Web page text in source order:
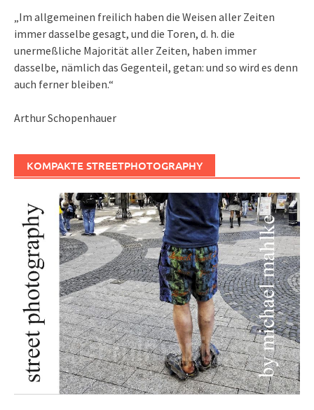
„Im allgemeinen freilich haben die Weisen aller Zeiten
immer dasselbe gesagt, und die Toren, d. h. die
unermeßliche Majorität aller Zeiten, haben immer
dasselbe, nämlich das Gegenteil, getan: und so wird es denn
auch ferner bleiben.“
Arthur Schopenhauer
KOMPAKTE STREETPHOTOGRAPHY